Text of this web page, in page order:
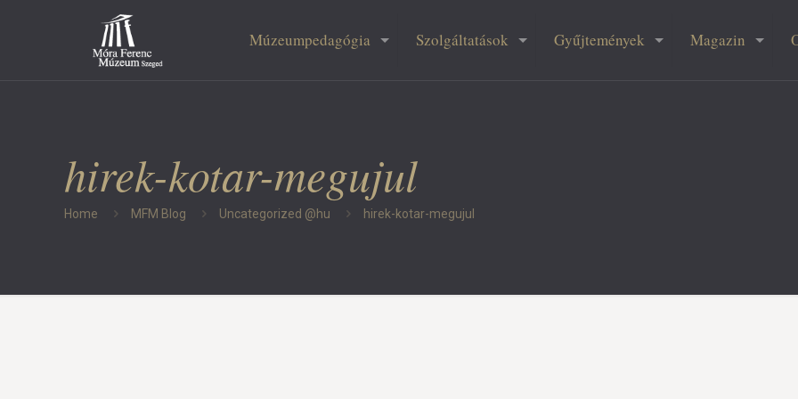
Múzeumpedagógia Szolgáltatások Gyűjtemények Magazin
hirek-kotar-megujul
Home MFM Blog Uncategorized @hu hirek-kotar-megujul